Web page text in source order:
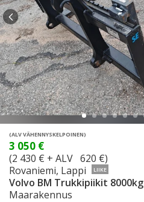
(ALV VÄHENNYSKELPOINEN)
3 050 €
(2 430 € + ALV 620 €)
Rovaniemi, Lappi
LIIKE
Volvo BM Trukkipiikit 8000kg
Maarakennus